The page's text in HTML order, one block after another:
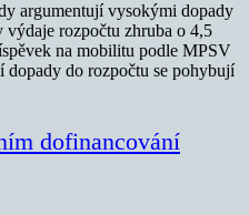
argumentují vysokými dopady
rozpočtu zhruba o 4,5
na mobilitu podle MPSV
do rozpočtu se pohybují
dofinancování